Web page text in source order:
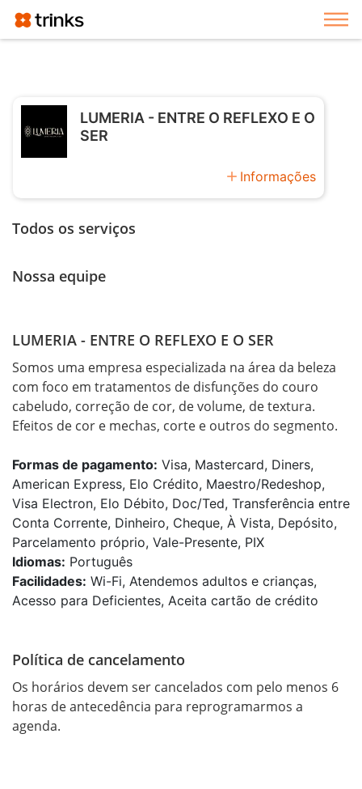
LUMERIA - ENTRE O REFLEXO E O
SER
add Informações
Todos os serviços
Nossa equipe
LUMERIA - ENTRE O REFLEXO E O SER
Somos uma empresa especializada na área da beleza
com foco em tratamentos de disfunções do couro
cabeludo, correção de cor, de volume, de textura.
Efeitos de cor e mechas, corte e outros do segmento.
Formas de pagamento: Visa, Mastercard, Diners,
American Express, Elo Crédito, Maestro/Redeshop,
Visa Electron, Elo Débito, Doc/Ted, Transferência entre
Conta Corrente, Dinheiro, Cheque, À Vista, Depósito,
Parcelamento próprio, Vale-Presente, PIX
Idiomas: Português
Facilidades: Wi-Fi, Atendemos adultos e crianças,
Acesso para Deficientes, Aceita cartão de crédito
Política de cancelamento
Os horários devem ser cancelados com pelo menos 6
horas de antecedência para reprogramarmos a
agenda.